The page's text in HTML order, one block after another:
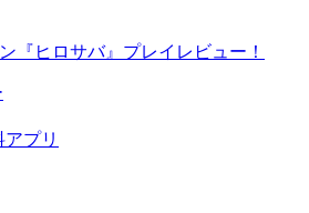
『ヒロサバ』プレイレビュー！
プリ